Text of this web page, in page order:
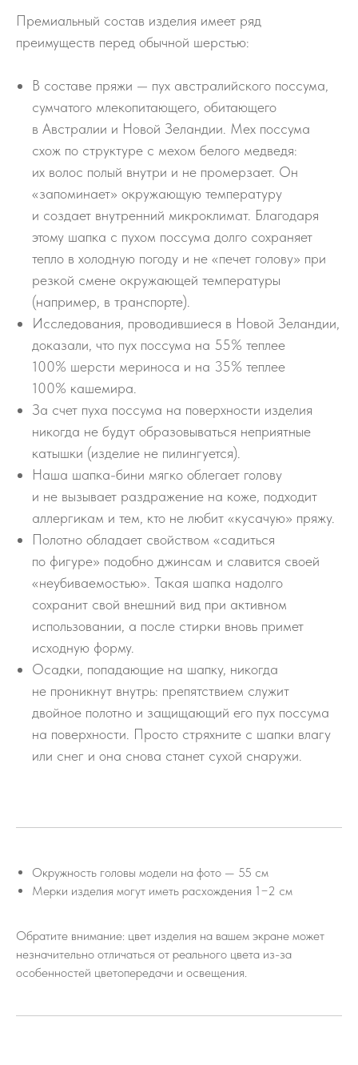
Премиальный состав изделия имеет ряд
преимуществ перед обычной шерстью:
В составе пряжи — пух австралийского поссума,
сумчатого млекопитающего, обитающего
в Австралии и Новой Зеландии. Мех поссума
схож по структуре с мехом белого медведя:
их волос полый внутри и не промерзает. Он
«запоминает» окружающую температуру
и создает внутренний микроклимат. Благодаря
этому шапка с пухом поссума долго сохраняет
тепло в холодную погоду и не «печет голову» при
резкой смене окружающей температуры
(например, в транспорте).
Исследования, проводившиеся в Новой Зеландии,
доказали, что пух поссума на 55% теплее
100% шерсти мериноса и на 35% теплее
100% кашемира.
За счет пуха поссума на поверхности изделия
никогда не будут образовываться неприятные
катышки (изделие не пилингуется).
Наша шапка-бини мягко облегает голову
и не вызывает раздражение на коже, подходит
аллергикам и тем, кто не любит «кусачую» пряжу.
Полотно обладает свойством «садиться
по фигуре» подобно джинсам и славится своей
«неубиваемостью». Такая шапка надолго
сохранит свой внешний вид при активном
использовании, а после стирки вновь примет
исходную форму.
Осадки, попадающие на шапку, никогда
не проникнут внутрь: препятствием служит
двойное полотно и защищающий его пух поссума
на поверхности. Просто стряхните с шапки влагу
или снег и она снова станет сухой снаружи.
Окружность головы модели на фото — 55 см
Мерки изделия могут иметь расхождения 1−2 см
Обратите внимание: цвет изделия на вашем экране может
незначительно отличаться от реального цвета из-за
особенностей цветопередачи и освещения.